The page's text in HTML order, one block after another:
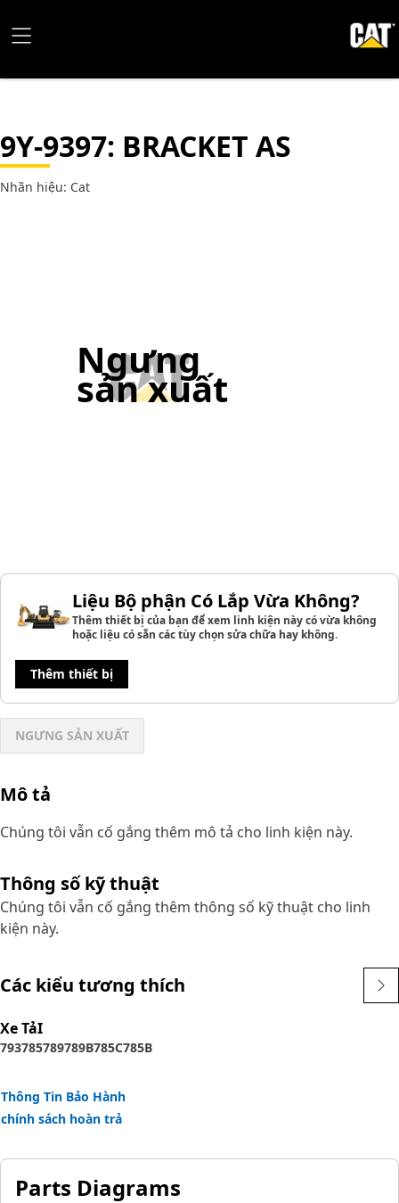
9Y-9397: BRACKET AS
Nhãn hiệu: Cat
Ngưng
sản xuất
Liệu Bộ phận Có Lắp Vừa Không?
Thêm thiết bị của bạn để xem linh kiện này có vừa không
hoặc liệu có sẵn các tùy chọn sửa chữa hay không.
Thêm thiết bị
NGƯNG SẢN XUẤT
Mô tả
Chúng tôi vẫn cố gắng thêm mô tả cho linh kiện này.
Thông số kỹ thuật
Chúng tôi vẫn cố gắng thêm thông số kỹ thuật cho linh
kiện này.
Các kiểu tương thích
Xe TảI
793785789789B785C785B
Thông Tin Bảo Hành
chính sách hoàn trả
Parts Diagrams